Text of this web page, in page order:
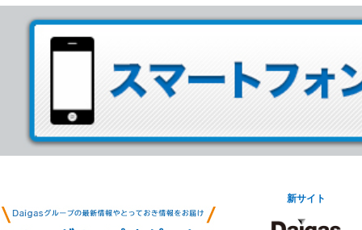
新サイト